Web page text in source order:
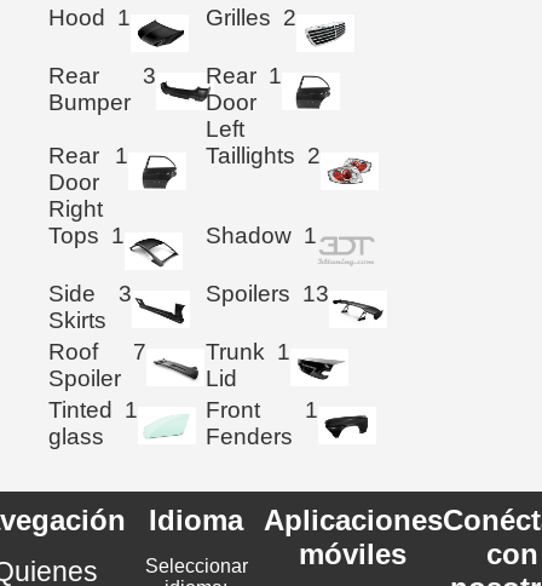
Hood 1 Grilles 2
Rear
Bumper
3
Rear
Door
Left
1
Rear
Door
Right
1 Taillights 2
Tops 1 Shadow 1
Side
Skirts
3 Spoilers 13
Roof
Spoiler
7
Trunk
Lid
1
Tinted
glass
1
Front
Fenders
1
Idioma
Seleccionar
Aplicaciones
móviles
con